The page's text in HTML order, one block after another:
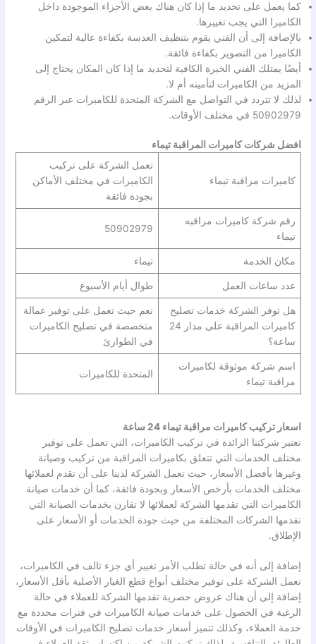
كما يعمل على تحديد ما إذا كان هناك بعض الأجزاء الموجودة داخل
الكاميرا التي يجب تغييرها.
بالإضافة إلى أن الفني يقوم بتنظيف العدسة بكفاءة عالية لتمكين
الكاميرا من التصوير بكفاءة فائقة.
أيضًا يمتلك الفني الخبرة الكافية لتحديد ما إذا كان المكان يحتاج إلى
المزيد من الكاميرات لتأمينه أم لا.
لذلك لا تتردد في التواصل مع الشركة المتحدة للكاميرات عبر الرقم
50902979 في مختلف الأوقات.
افضل شركات كاميرات المراقبة تيماء
كاميرات مراقبة تيماء
تعمل الشركة على تركيب
الكاميرات في مختلف الأماكن
بجودة فائقة
رقم شركة كاميرات مراقبه
تيماء
50902979
مكان الخدمة تيماء
عدد ساعات العمل طوال أيام الأسبوع
هل توفر الشركة خدمات تصليح
كاميرات المراقبة على مدار 24
ساعة؟
نعم حيث تعمل على توفير عمالة
متخصصة في تصليح الكاميرات
في الطوارئ
اسم شركة موثوقة لكاميرات
مراقبة تيماء
المتحدة للكاميرات
اسعار تركيب كاميرات مراقبة تيماء 24 ساعة
تعتبر شركتنا الرائدة في تركيب الكاميرات، التي تعمل على توفير
مختلف الخدمات التي تتعلق بكاميرات المراقبة من تركيب وصيانة
وغيرها بأفضل الأسعار، حيث تعمل الشركة لدينا على أن تقدم لعملائها
مختلف الخدمات بأرخص الأسعار وبجودة فائقة، كما أن خدمات صيانة
الكاميرات التي تقدمها الشركة لعملائها لا تقارن بخدمات الصيانة التي
تقدمها الشركات المختلفة من حيث جودة الخدمات أو الأسعار على
الإطلاق.
إضافة إلى أنه في حالة تطلب الأمر تغيير أي جزء تالف في الكاميرات،
تعمل الشركة على توفير مختلف أنواع قطع الغيار الأصلية بأقل الأسعار،
إضافة إلى أن هناك عروض حصرية تقدمها الشركة للعملاء في حالة
الرغبة في الحصول على خدمات صيانة الكاميرات في فترات محددة مع
خدمة العملاء، وكذلك تتميز أسعار خدمات تصليح الكاميرات في الأوقات